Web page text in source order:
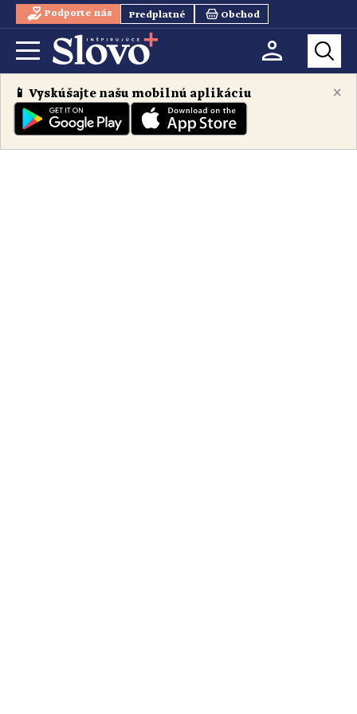
Podporte nás Predplatné Obchod
×
📱 Vyskúšajte našu mobilnú aplikáciu